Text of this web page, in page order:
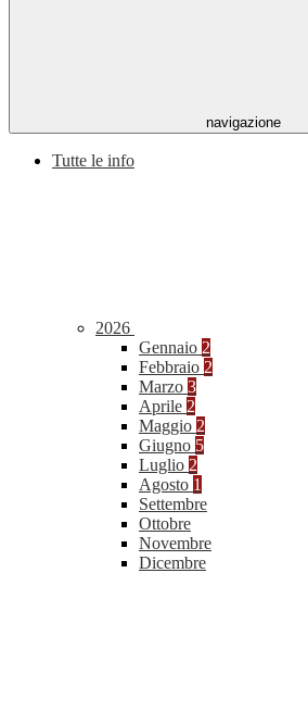
navigazione
Tutte le info
2026
Gennaio 2
Febbraio 2
Marzo 3
Aprile 2
Maggio 2
Giugno 5
Luglio 2
Agosto 1
Settembre
Ottobre
Novembre
Dicembre